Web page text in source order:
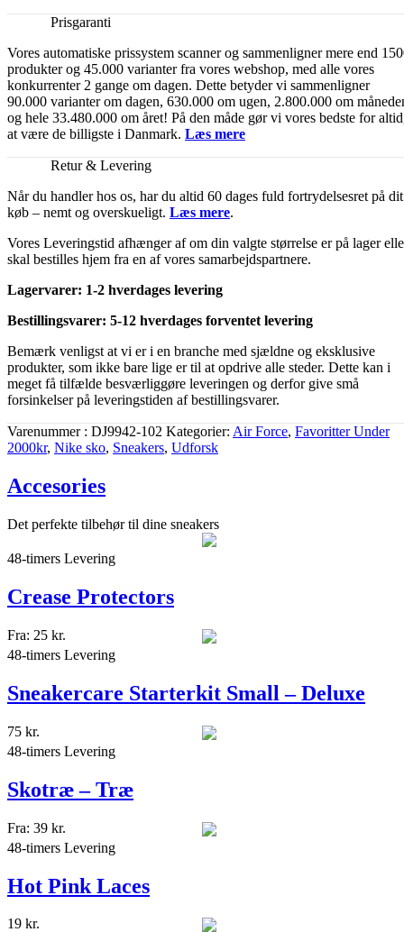
Prisgaranti
Vores automatiske prissystem scanner og sammenligner mere end
produkter og 45.000 varianter fra vores webshop, med alle vores
konkurrenter 2 gange om dagen. Dette betyder vi sammenligner
90.000 varianter om dagen, 630.000 om ugen, 2.800.000 om
og hele 33.480.000 om året! På den måde gør vi vores bedste for
at være de billigste i Danmark. Læs mere
Retur & Levering
Når du handler hos os, har du altid 60 dages fuld fortrydelsesret på dit
køb – nemt og overskueligt. Læs mere.
Vores Leveringstid afhænger af om din valgte størrelse er på lager
skal bestilles hjem fra en af vores samarbejdspartnere.
Lagervarer: 1-2 hverdages levering
Bestillingsvarer: 5-12 hverdages forventet levering
Bemærk venligst at vi er i en branche med sjældne og eksklusive
produkter, som ikke bare lige er til at opdrive alle steder. Dette kan i
meget få tilfælde besværliggøre leveringen og derfor give små
forsinkelser på leveringstiden af bestillingsvarer.
Varenummer DJ9942-102 Kategorier Air Force, Favoritter Under
2000kr, Nike sko, Sneakers, Udforsk
Accesories
Det perfekte tilbehør til dine sneakers
48-timers Levering
Crease Protectors
Fra: 25 kr.
48-timers Levering
Sneakercare Starterkit Small – Deluxe
75 kr.
48-timers Levering
Skotræ – Træ
Fra: 39 kr.
48-timers Levering
Hot Pink Laces
19 kr.